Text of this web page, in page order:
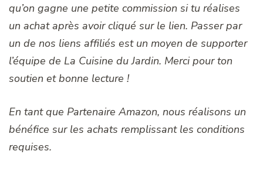
qu’on gagne une petite commission si tu réalises
un achat après avoir cliqué sur le lien. Passer par
un de nos liens affiliés est un moyen de supporter
l’équipe de La Cuisine du Jardin. Merci pour ton
soutien et bonne lecture !
En tant que Partenaire Amazon, nous réalisons un
bénéfice sur les achats remplissant les conditions
requises.